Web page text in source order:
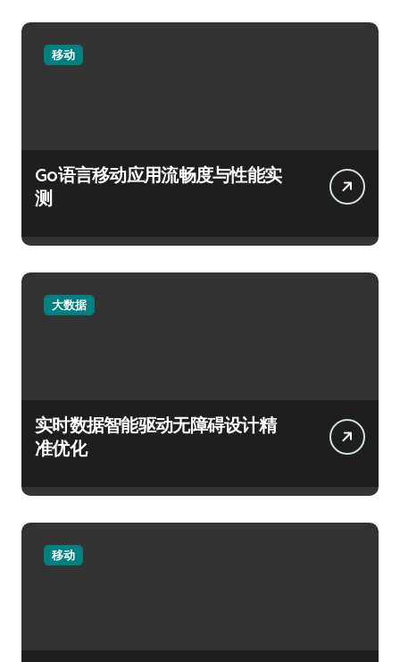
移动
Go语言移动应用流畅度与性能实
测
大数据
实时数据智能驱动无障碍设计精
准优化
移动